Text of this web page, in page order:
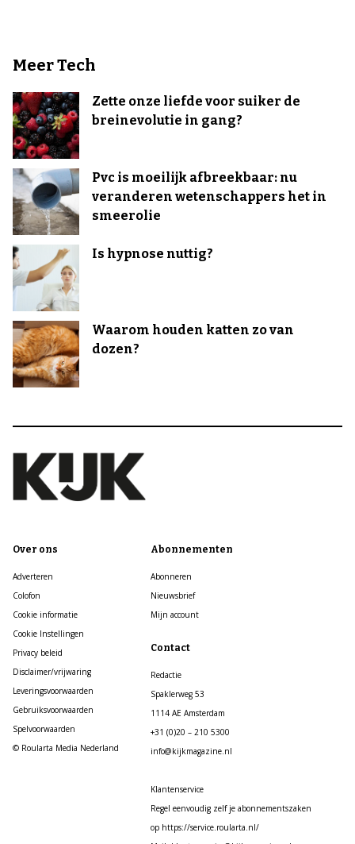
Meer Tech
Zette onze liefde voor suiker de
breinevolutie in gang?
Pvc is moeilijk afbreekbaar: nu
veranderen wetenschappers het in
smeerolie
Is hypnose nuttig?
Waarom houden katten zo van
dozen?
Over ons
Adverteren
Colofon
Cookie informatie
Cookie Instellingen
Privacy beleid
Disclaimer/vrijwaring
Leveringsvoorwaarden
Gebruiksvoorwaarden
Spelvoorwaarden
© Roularta Media Nederland
Abonnementen
Abonneren
Nieuwsbrief
Mijn account
Contact
Redactie
Spaklerweg 53
1114 AE Amsterdam
+31 (0)20 – 210 5300
info@kijkmagazine.nl
Klantenservice
Regel eenvoudig zelf je abonnementszaken
op https://service.roularta.nl/